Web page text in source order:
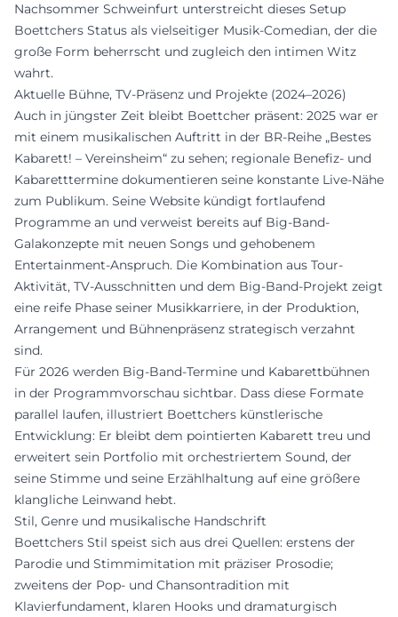
Nachsommer Schweinfurt unterstreicht dieses Setup
Boettchers Status als vielseitiger Musik-Comedian, der die
große Form beherrscht und zugleich den intimen Witz
wahrt.
Aktuelle Bühne, TV-Präsenz und Projekte (2024–2026)
Auch in jüngster Zeit bleibt Boettcher präsent: 2025 war er
mit einem musikalischen Auftritt in der BR-Reihe „Bestes
Kabarett! – Vereinsheim“ zu sehen; regionale Benefiz- und
Kabaretttermine dokumentieren seine konstante Live-Nähe
zum Publikum. Seine Website kündigt fortlaufend
Programme an und verweist bereits auf Big-Band-
Galakonzepte mit neuen Songs und gehobenem
Entertainment-Anspruch. Die Kombination aus Tour-
Aktivität, TV-Ausschnitten und dem Big-Band-Projekt zeigt
eine reife Phase seiner Musikkarriere, in der Produktion,
Arrangement und Bühnenpräsenz strategisch verzahnt
sind.
Für 2026 werden Big-Band-Termine und Kabarettbühnen
in der Programmvorschau sichtbar. Dass diese Formate
parallel laufen, illustriert Boettchers künstlerische
Entwicklung: Er bleibt dem pointierten Kabarett treu und
erweitert sein Portfolio mit orchestriertem Sound, der
seine Stimme und seine Erzählhaltung auf eine größere
klangliche Leinwand hebt.
Stil, Genre und musikalische Handschrift
Boettchers Stil speist sich aus drei Quellen: erstens der
Parodie und Stimmimitation mit präziser Prosodie;
zweitens der Pop- und Chansontradition mit
Klavierfundament, klaren Hooks und dramaturgisch